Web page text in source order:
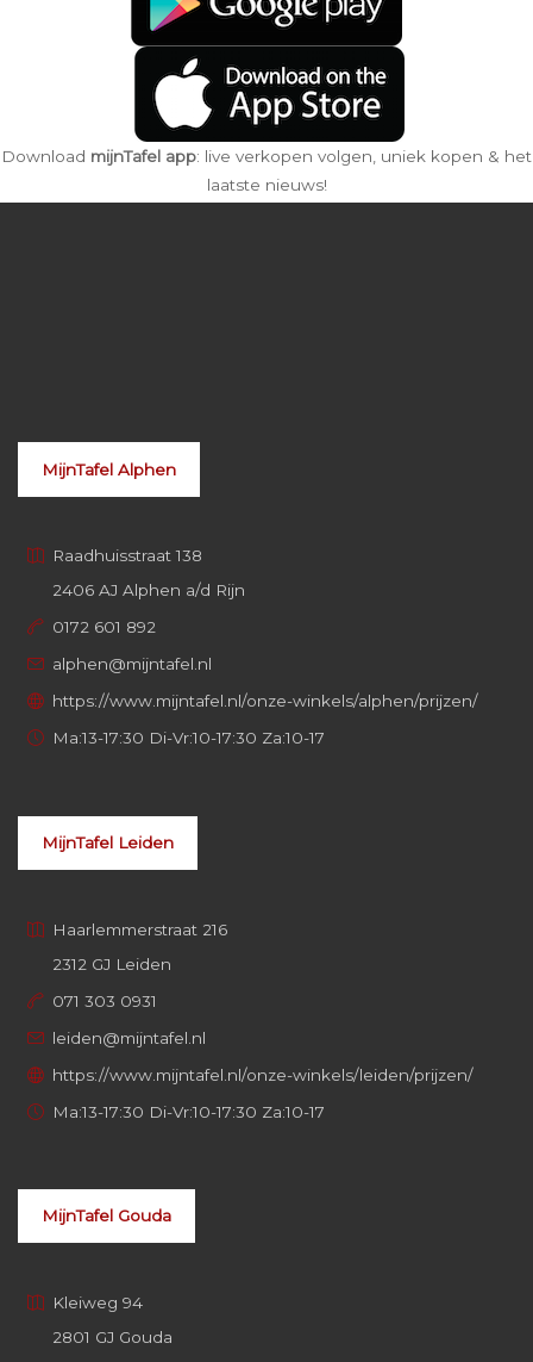
Download mijnTafel app: live verkopen volgen, uniek kopen & het
laatste nieuws!
MijnTafel Alphen
Raadhuisstraat 138
2406 AJ Alphen a/d Rijn
0172 601 892
alphen@mijntafel.nl
https://www.mijntafel.nl/onze-winkels/alphen/prijzen/
Ma:13-17:30 Di-Vr:10-17:30 Za:10-17
MijnTafel Leiden
Haarlemmerstraat 216
2312 GJ Leiden
071 303 0931
leiden@mijntafel.nl
https://www.mijntafel.nl/onze-winkels/leiden/prijzen/
Ma:13-17:30 Di-Vr:10-17:30 Za:10-17
MijnTafel Gouda
Kleiweg 94
2801 GJ Gouda